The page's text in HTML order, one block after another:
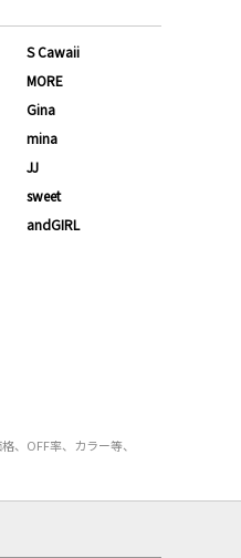
S Cawaii
MORE
Gina
mina
JJ
sweet
andGIRL
、OFF率、カラー等、